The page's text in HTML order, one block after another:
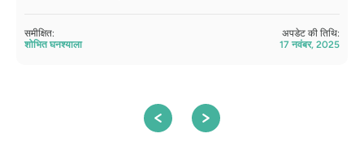
समीक्षित:
शोभित घनश्याला
अपडेट की तिथि:
17 नवंबर, 2025